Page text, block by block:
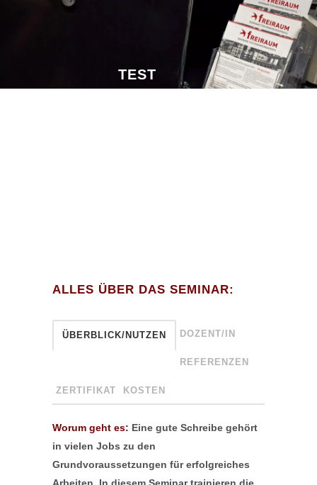
TEST
ALLES ÜBER DAS SEMINAR:
ÜBERBLICK/NUTZEN DOZENT/IN
REFERENZEN
ZERTIFIKAT KOSTEN
Worum geht es: Eine gute Schreibe gehört
in vielen Jobs zu den
Grundvoraussetzungen für erfolgreiches